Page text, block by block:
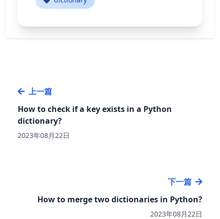
上一篇
How to check if a key exists in a Python
dictionary?
2023年08月22日
下一篇
How to merge two dictionaries in Python?
2023年08月22日